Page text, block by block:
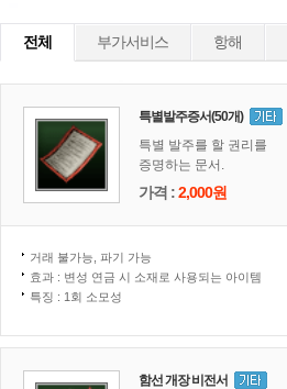
전체 부가서비스 항해
특별발주증서(50개)
특별 발주를 할 권리를
증명하는 문서.
가격 :2,000원
거래 불가능, 파기 가능
효과 : 변성 연금 시 소재로 사용되는 아이템
특징 : 1회 소모성
함선 개장 비전서